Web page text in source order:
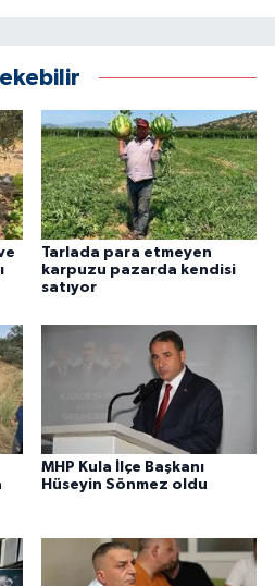
Tarlada para etmeyen
karpuzu pazarda kendisi
satıyor
MHP Kula İlçe Başkanı
Hüseyin Sönmez oldu